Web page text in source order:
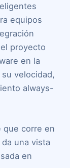
equipos
proyecto
en la
velocidad,
always-
que corre en
una vista
en